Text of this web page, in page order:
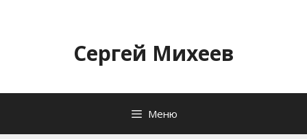
содержимомуСергей Михеев
Меню